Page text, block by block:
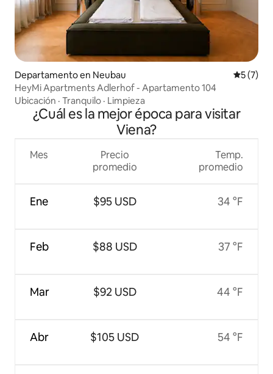
Departamento en Neubau
5 (7)
HeyMi Apartments Adlerhof - Apartamento 104
Ubicación · Tranquilo · Limpieza
¿Cuál es la mejor época para visitar
Viena?
Mes
Ene
Feb
Mar
Abr
Precio
promedio
$95 USD
$88 USD
$92 USD
$105 USD
Temp.
promedio
34 °F
37 °F
44 °F
54 °F